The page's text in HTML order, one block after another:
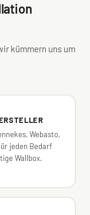
kümmern uns um
Webasto,
jeden Bedarf
Wallbox.